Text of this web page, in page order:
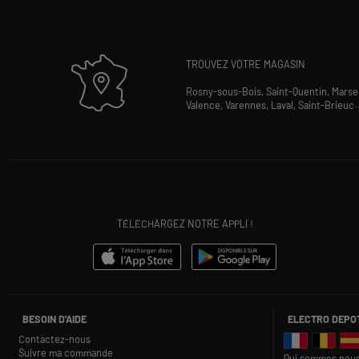
TROUVEZ VOTRE MAGASIN
Rosny-sous-Bois,Saint-Quentin,
Valence,Varennes, Laval,Saint-Brieuc
TÉLÉCHARGEZ NOTRE APPLI !
BESOIN D'AIDE
Contactez-nous
Suivre ma commande
ELECTRO